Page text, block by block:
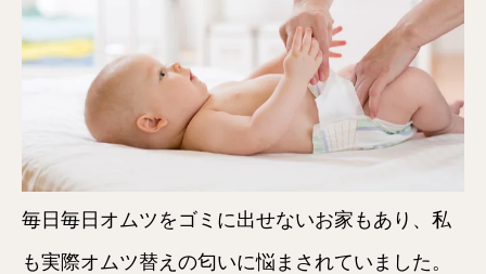
毎日毎日オムツをゴミに出せないお家もあり、私
も実際オムツ替えの匂いに悩まされていました。